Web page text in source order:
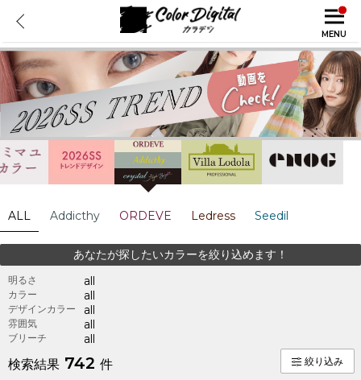
MENU
ALL Addicthy ORDEVE Ledress Seedil
あなたが探したいカラーを絞り込めます！
明るさ all
カラー all
デザインカラー all
雰囲気 all
ブリーチ all
検索結果 742 件 絞り込み